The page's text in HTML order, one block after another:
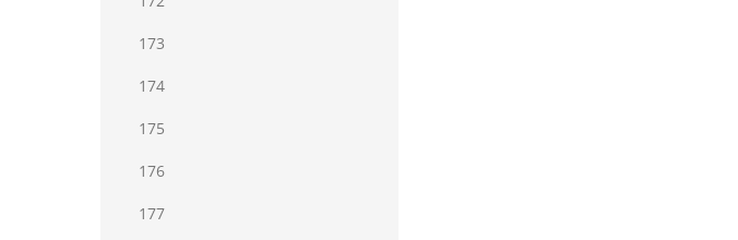
173
174
175
176
177